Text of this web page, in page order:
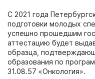
С 2021 года
подготовки молодых
успешно прошедшим
аттестацию будет
образца,
образования по
31.08.57 «Онкология».